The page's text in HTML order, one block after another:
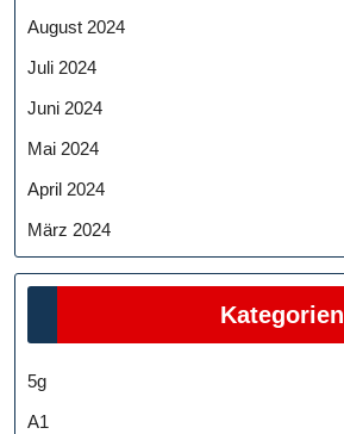
August 2024
Juli 2024
Juni 2024
Mai 2024
April 2024
März 2024
Kategorien
5g
A1